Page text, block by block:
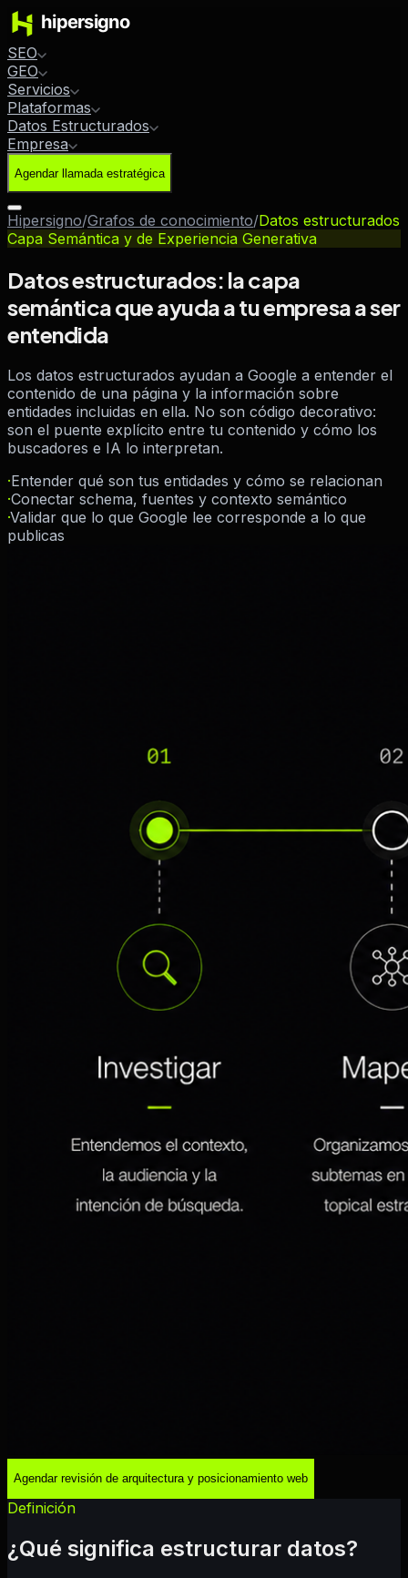
SEO
GEO
Servicios
Plataformas
Datos Estructurados
Empresa
Agendar llamada estratégica
Hipersigno/Grafos de conocimiento/Datos estructurados
Capa Semántica y de Experiencia Generativa
Datos estructurados: la capa
semántica que ayuda a tu empresa a ser
entendida
Los datos estructurados ayudan a Google a entender el
contenido de una página y la información sobre
entidades incluidas en ella. No son código decorativo:
son el puente explícito entre tu contenido y cómo los
buscadores e IA lo interpretan.
·Entender qué son tus entidades y cómo se relacionan
·Conectar schema, fuentes y contexto semántico
·Validar que lo que Google lee corresponde a lo que
publicas
Agendar revisión de arquitectura y posicionamiento web
Definición
¿Qué significa estructurar datos?